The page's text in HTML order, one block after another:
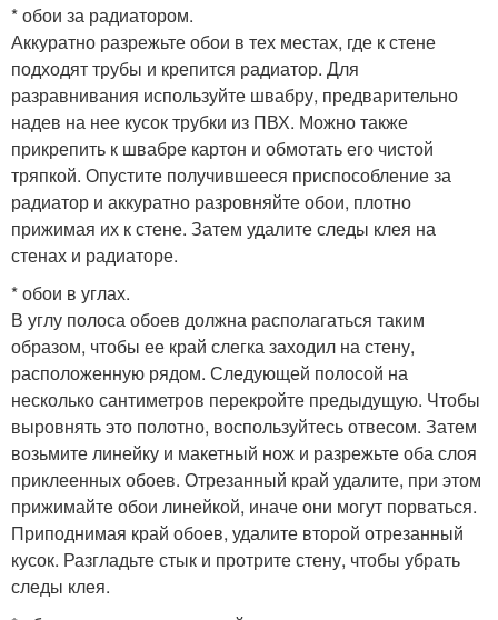
* обои за радиатором.
Аккуратно разрежьте обои в тех местах, где к стене
подходят трубы и крепится радиатор. Для
разравнивания используйте швабру, предварительно
надев на нее кусок трубки из ПВХ. Можно также
прикрепить к швабре картон и обмотать его чистой
тряпкой. Опустите получившееся приспособление за
радиатор и аккуратно разровняйте обои, плотно
прижимая их к стене. Затем удалите следы клея на
стенах и радиаторе.
* обои в углах.
В углу полоса обоев должна располагаться таким
образом, чтобы ее край слегка заходил на стену,
расположенную рядом. Следующей полосой на
несколько сантиметров перекройте предыдущую. Чтобы
выровнять это полотно, воспользуйтесь отвесом. Затем
возьмите линейку и макетный нож и разрежьте оба слоя
приклеенных обоев. Отрезанный край удалите, при этом
прижимайте обои линейкой, иначе они могут порваться.
Приподнимая край обоев, удалите второй отрезанный
кусок. Разгладьте стык и протрите стену, чтобы убрать
следы клея.